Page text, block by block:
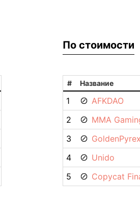
По стоимости
# Название
1 AFKDAO
2
MMA
3
GoldenPyrex
4
Unido
5
Copycat